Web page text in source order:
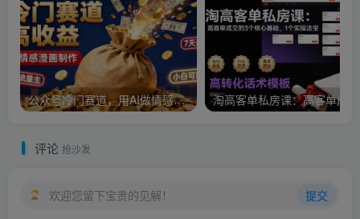
公众号冷门赛道，用AI做情感漫画，7天开通流量主，操作简单，小白可玩
评论 抢沙发
欢迎您留下宝贵的见解！ 提交